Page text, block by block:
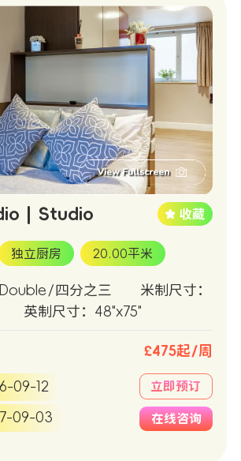
| Studio
独立厨房 20.00平米
四分之三
米制尺寸：
英制尺寸：48"x75"
£475起/周
09-12
09-03
立即预订
在线咨询